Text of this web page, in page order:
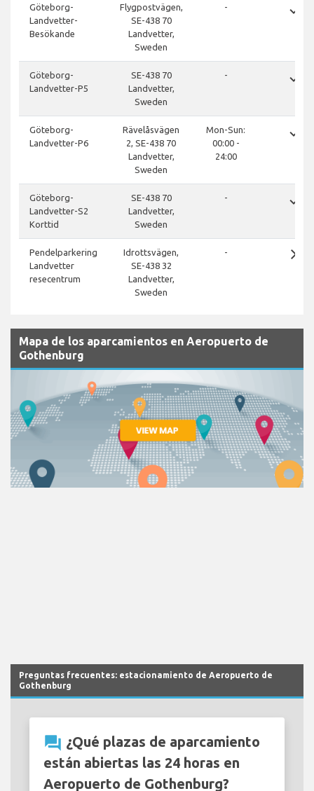
Göteborg-
Landvetter-
Besökande
Flygpostvägen,
SE-438 70
Landvetter,
Sweden
- done
Göteborg-
Landvetter-P5
SE-438 70
Landvetter,
Sweden
- done
Göteborg-
Landvetter-P6
Rävelåsvägen
2, SE-438 70
Landvetter,
Sweden
Mon-Sun:
00:00 -
24:00
done
Göteborg-
Landvetter-S2
Korttid
SE-438 70
Landvetter,
Sweden
- done
Pendelparkering
Landvetter
resecentrum
Idrottsvägen,
SE-438 32
Landvetter,
Sweden
- close
Mapa de los aparcamientos en Aeropuerto de
Gothenburg
Preguntas frecuentes: estacionamiento de Aeropuerto de
Gothenburg
question_answer ¿Qué plazas de aparcamiento
están abiertas las 24 horas en
Aeropuerto de Gothenburg?